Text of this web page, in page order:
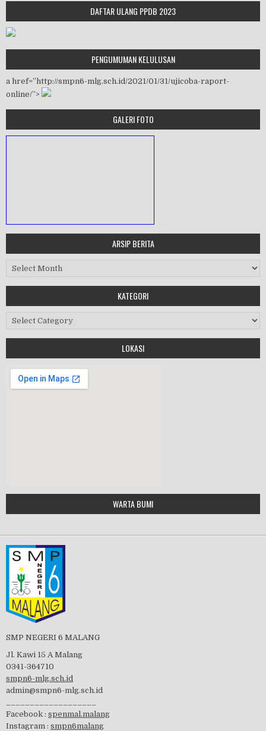
DAFTAR ULANG PPDB 2023
PENGUMUMAN KELULUSAN
a href=”http://smpn6-mlg.sch.id/2021/01/31/ujicoba-raport-
online/”>
GALERI FOTO
Workshop Perangkat 2019
HALAL BIHALAL
Tes Matrikulasi 2019
visitasi PPK 2019
ARSIP BERITA
Arsip Berita
KATEGORI
Kategori
LOKASI
Google Maps Generator by
embedgooglemap.net
WARTA BUMI
SMP NEGERI 6 MALANG
Jl. Kawi 15 A Malang
0341-364710
smpn6-mlg.sch.id
admin@smpn6-mlg.sch.id
Facebook : spenmal.malang
Instagram : smpn6malang